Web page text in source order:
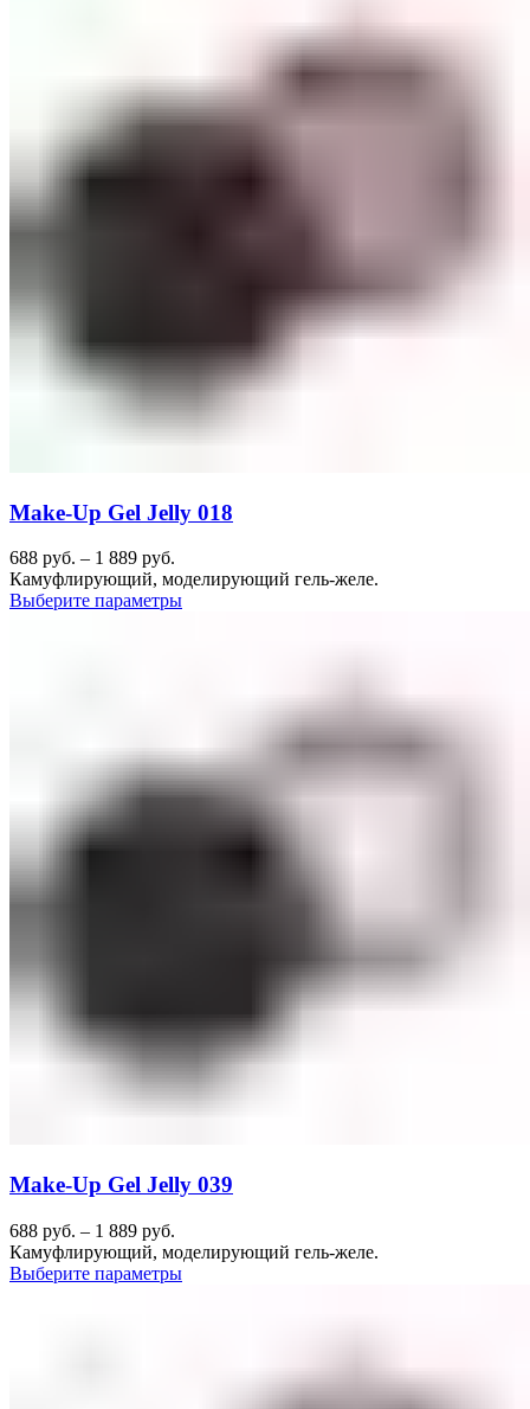
Make-Up Gel Jelly 018
688 руб. – 1 889 руб.
Камуфлирующий, моделирующий гель-желе.
Выберите параметры
Make-Up Gel Jelly 039
688 руб. – 1 889 руб.
Камуфлирующий, моделирующий гель-желе.
Выберите параметры